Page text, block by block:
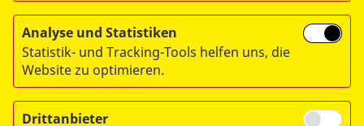
Analyse und Statistiken
Statistik- und Tracking-Tools helfen uns, die
Website zu optimieren.
Drittanbieter